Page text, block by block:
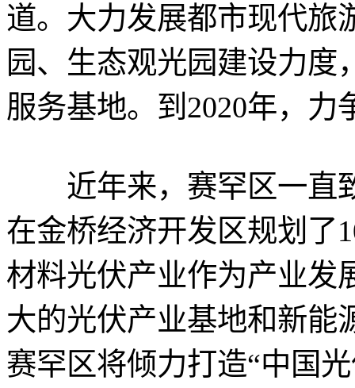
道。大力发展都市现代旅
园、生态观光园建设力度
服务基地。到2020年，力
近年来，赛罕区一直
在金桥经济开发区规划了
材料光伏产业作为产业发
大的光伏产业基地和新能
赛罕区将倾力打造“中国